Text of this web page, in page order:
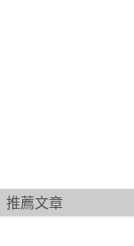
推薦文章